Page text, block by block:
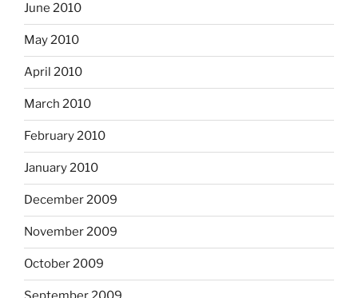
June 2010
May 2010
April 2010
March 2010
February 2010
January 2010
December 2009
November 2009
October 2009